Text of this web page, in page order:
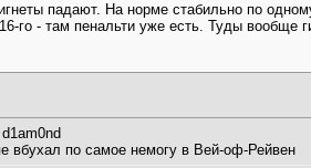
падают. На норме стабильно по
го - там пенальти уже есть. Туды
вбухал по самое немогу в Вей-оф-Рейвен